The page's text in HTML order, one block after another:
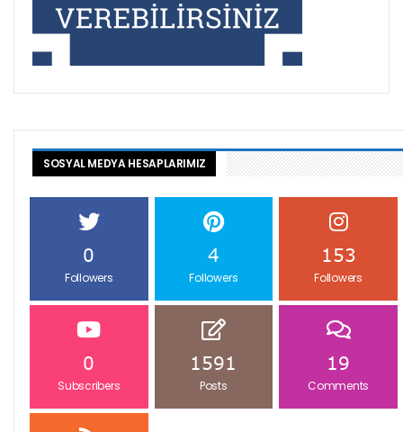
SOSYAL MEDYA HESAPLARIMIZ
0
Followers
4
Followers
153
Followers
0
Subscribers
1591
Posts
19
Comments